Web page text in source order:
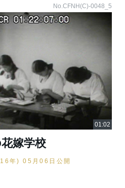
No.CFNH(C)-0048_5
嫁学校
年) 05月06日公開